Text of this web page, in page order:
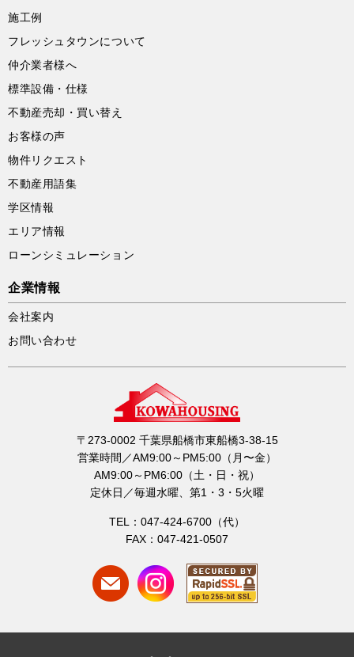
施工例
フレッシュタウンについて
仲介業者様へ
標準設備・仕様
不動産売却・買い替え
お客様の声
物件リクエスト
不動産用語集
学区情報
エリア情報
ローンシミュレーション
企業情報
会社案内
お問い合わせ
〒273-0002 千葉県船橋市東船橋3-38-15
営業時間／AM9:00～PM5:00（月〜金）
AM9:00～PM6:00（土・日・祝）
定休日／毎週水曜、第1・3・5火曜
TEL：047-424-6700（代）
FAX：047-421-0507